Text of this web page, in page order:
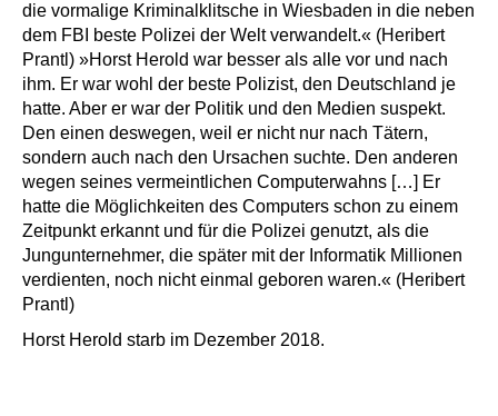
die vormalige Kriminalklitsche in Wiesbaden in die neben
dem FBI beste Polizei der Welt verwandelt.« (Heribert
Prantl) »Horst Herold war besser als alle vor und nach
ihm. Er war wohl der beste Polizist, den Deutschland je
hatte. Aber er war der Politik und den Medien suspekt.
Den einen deswegen, weil er nicht nur nach Tätern,
sondern auch nach den Ursachen suchte. Den anderen
wegen seines vermeintlichen Computerwahns […] Er
hatte die Möglichkeiten des Computers schon zu einem
Zeitpunkt erkannt und für die Polizei genutzt, als die
Jungunternehmer, die später mit der Informatik Millionen
verdienten, noch nicht einmal geboren waren.« (Heribert
Prantl)
Horst Herold starb im Dezember 2018.